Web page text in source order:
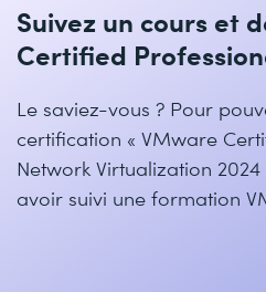
Suivez un cours et
Certified
Le saviez-vous ? Pour
certification « VMware
Network Virtualization 2024
avoir suivi une formation